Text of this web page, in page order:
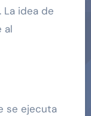
La idea de
al
se ejecuta